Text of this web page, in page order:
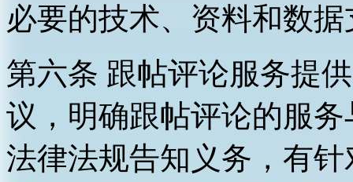
必要的技术、资料和数
第六条 跟帖评论服务提
议，明确跟帖评论的服
法律法规告知义务，有